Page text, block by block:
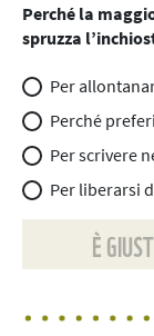
Perché la
spruzza
Per
Perché
Per scrivere
Per liberarsi
È